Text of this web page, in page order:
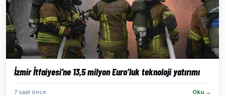
İzmir İtfaiyesi’ne 13,5 milyon Euro’luk teknoloji yatırımı
7 saat önce Oku →